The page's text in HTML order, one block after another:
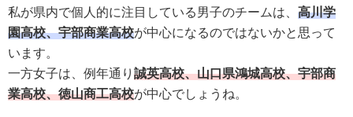
私が県内で個人的に注目している男子のチームは、 高川学
園高校、宇部商業高校が中心になるのではないかと思って
います。
一方女子は、例年通り 誠英高校、山口県鴻城高校、宇部商
業高校、徳山商工高校が中心でしょうね。